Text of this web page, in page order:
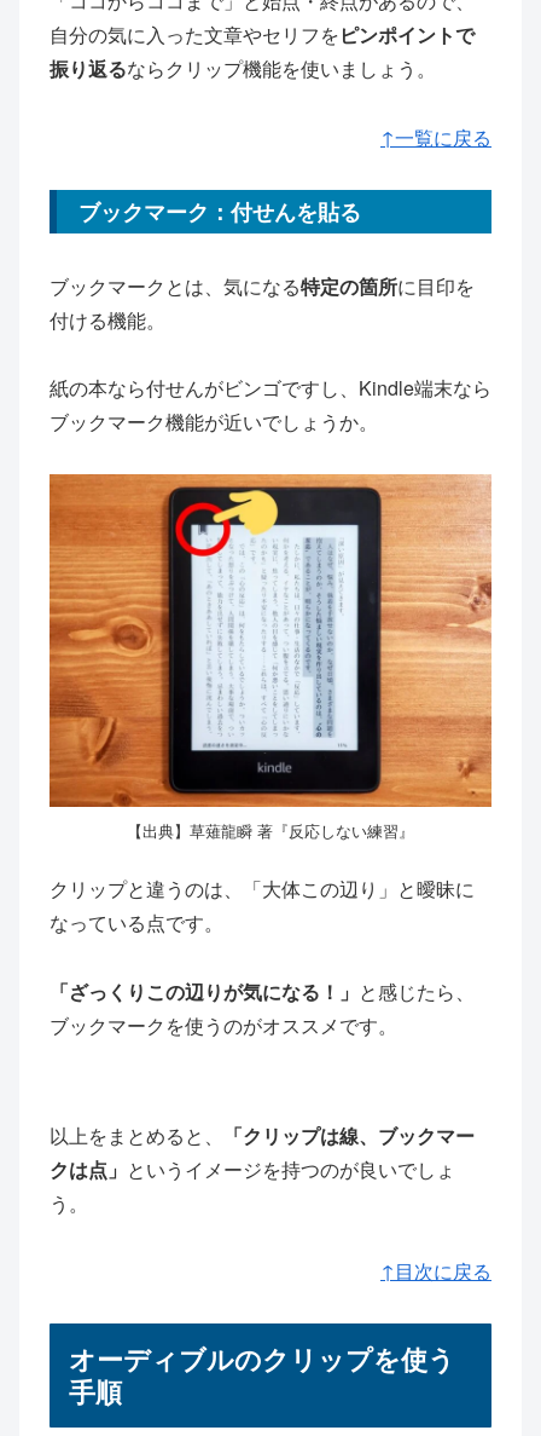
自分の気に入った文章やセリフをピンポイントで
振り返るならクリップ機能を使いましょう。
↑一覧に戻る
ブックマーク：付せんを貼る
ブックマークとは、気になる特定の箇所に目印を
付ける機能。
紙の本なら付せんがビンゴですし、Kindle端末なら
ブックマーク機能が近いでしょうか。
【出典】草薙龍瞬 著『反応しない練習』
クリップと違うのは、「大体この辺り」と曖昧に
なっている点です。
「ざっくりこの辺りが気になる！」 と感じたら、
ブックマークを使うのがオススメです。
以上をまとめると、
「クリップは線、ブックマー
クは点」 というイメージを持つのが良いでしょ
う。
↑目次に戻る
オーディブルのクリップを使う
手順